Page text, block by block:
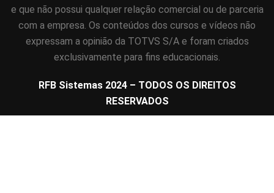
e que não possui qualquer relação comercial ou de parceria
com a empresa. Os conteúdos dos cursos e vídeos não
expressam a opinião da TOTVS S/A e foram criados
exclusivamente para fins educacionais.
RFB Sistemas 2024 – TODOS OS DIREITOS
RESERVADOS